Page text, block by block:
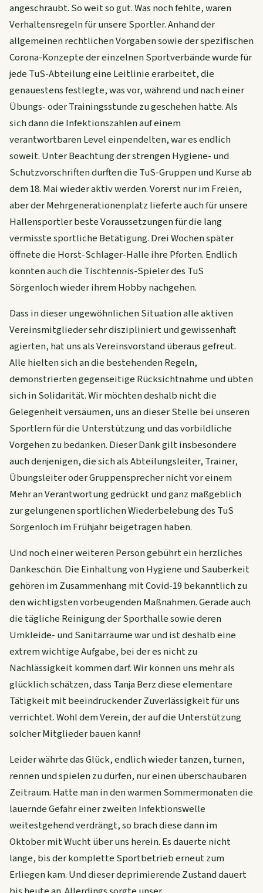
angeschraubt. So weit so gut. Was noch fehlte, waren
Verhaltensregeln für unsere Sportler. Anhand der
allgemeinen rechtlichen Vorgaben sowie der spezifischen
Corona-Konzepte der einzelnen Sportverbände wurde für
jede TuS-Abteilung eine Leitlinie erarbeitet, die
genauestens festlegte, was vor, während und nach einer
Übungs- oder Trainingsstunde zu geschehen hatte. Als
sich dann die Infektionszahlen auf einem
verantwortbaren Level einpendelten, war es endlich
soweit. Unter Beachtung der strengen Hygiene- und
Schutzvorschriften durften die TuS-Gruppen und Kurse ab
dem 18. Mai wieder aktiv werden. Vorerst nur im Freien,
aber der Mehrgenerationenplatz lieferte auch für unsere
Hallensportler beste Voraussetzungen für die lang
vermisste sportliche Betätigung. Drei Wochen später
öffnete die Horst-Schlager-Halle ihre Pforten. Endlich
konnten auch die Tischtennis-Spieler des TuS
Sörgenloch wieder ihrem Hobby nachgehen.
Dass in dieser ungewöhnlichen Situation alle aktiven
Vereinsmitglieder sehr diszipliniert und gewissenhaft
agierten, hat uns als Vereinsvorstand überaus gefreut.
Alle hielten sich an die bestehenden Regeln,
demonstrierten gegenseitige Rücksichtnahme und übten
sich in Solidarität. Wir möchten deshalb nicht die
Gelegenheit versäumen, uns an dieser Stelle bei unseren
Sportlern für die Unterstützung und das vorbildliche
Vorgehen zu bedanken. Dieser Dank gilt insbesondere
auch denjenigen, die sich als Abteilungsleiter, Trainer,
Übungsleiter oder Gruppensprecher nicht vor einem
Mehr an Verantwortung gedrückt und ganz maßgeblich
zur gelungenen sportlichen Wiederbelebung des TuS
Sörgenloch im Frühjahr beigetragen haben.
Und noch einer weiteren Person gebührt ein herzliches
Dankeschön. Die Einhaltung von Hygiene und Sauberkeit
gehören im Zusammenhang mit Covid-19 bekanntlich zu
den wichtigsten vorbeugenden Maßnahmen. Gerade auch
die tägliche Reinigung der Sporthalle sowie deren
Umkleide- und Sanitärräume war und ist deshalb eine
extrem wichtige Aufgabe, bei der es nicht zu
Nachlässigkeit kommen darf. Wir können uns mehr als
glücklich schätzen, dass Tanja Berz diese elementare
Tätigkeit mit beeindruckender Zuverlässigkeit für uns
verrichtet. Wohl dem Verein, der auf die Unterstützung
solcher Mitglieder bauen kann!
Leider währte das Glück, endlich wieder tanzen, turnen,
rennen und spielen zu dürfen, nur einen überschaubaren
Zeitraum. Hatte man in den warmen Sommermonaten die
lauernde Gefahr einer zweiten Infektionswelle
weitestgehend verdrängt, so brach diese dann im
Oktober mit Wucht über uns herein. Es dauerte nicht
lange, bis der komplette Sportbetrieb erneut zum
Erliegen kam. Und dieser deprimierende Zustand dauert